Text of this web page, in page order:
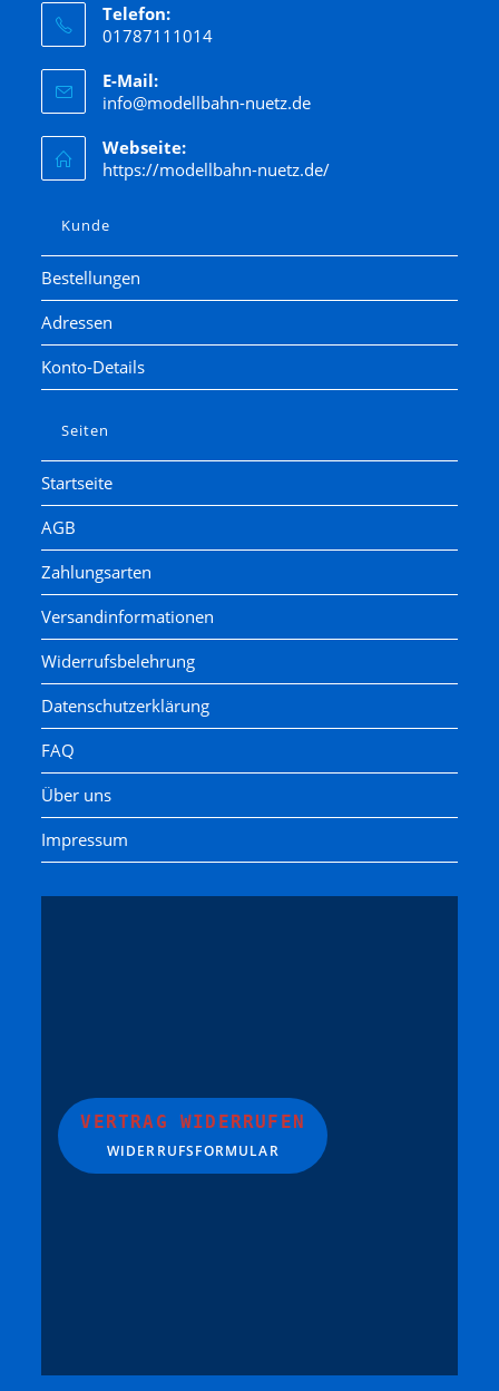
Telefon:
01787111014
E-Mail:
info@modellbahn-nuetz.de
Webseite:
https://modellbahn-nuetz.de/
Kunde
Bestellungen
Adressen
Konto-Details
Seiten
Startseite
AGB
Zahlungsarten
Versandinformationen
Widerrufsbelehrung
Datenschutzerklärung
FAQ
Über uns
Impressum
VERTRAG WIDERRUFEN
WIDERRUFSFORMULAR